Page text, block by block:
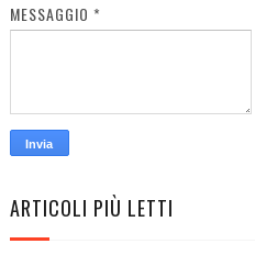
MESSAGGIO *
ARTICOLI PIÙ LETTI